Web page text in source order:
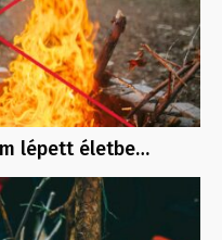
lépett életbe…